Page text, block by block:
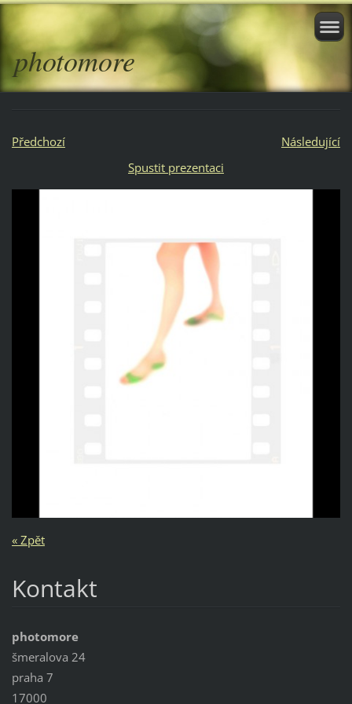
photomore
Předchozí
Následující
Spustit prezentaci
« Zpět
Kontakt
photomore
šmeralova 24
praha 7
17000